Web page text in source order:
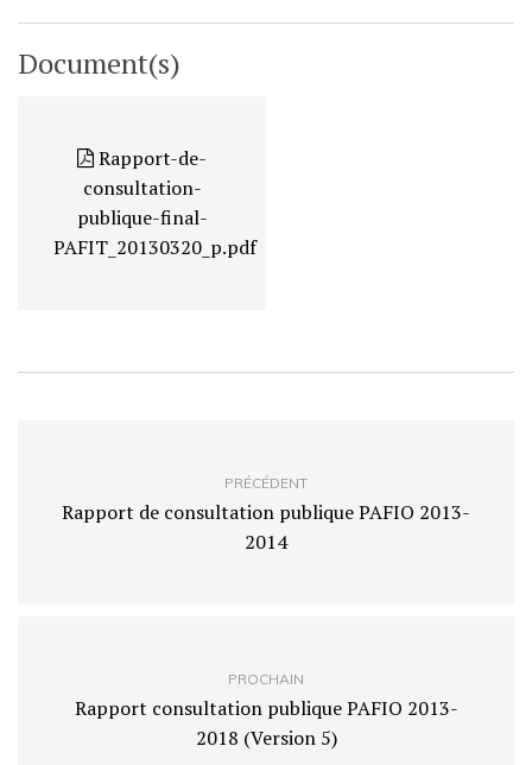
Document(s)
Rapport-de-
consultation-
publique-final-
PAFIT_20130320_p.pdf
PRÉCÉDENT
Rapport de consultation publique PAFIO 2013-
2014
PROCHAIN
Rapport consultation publique PAFIO 2013-
2018 (Version 5)